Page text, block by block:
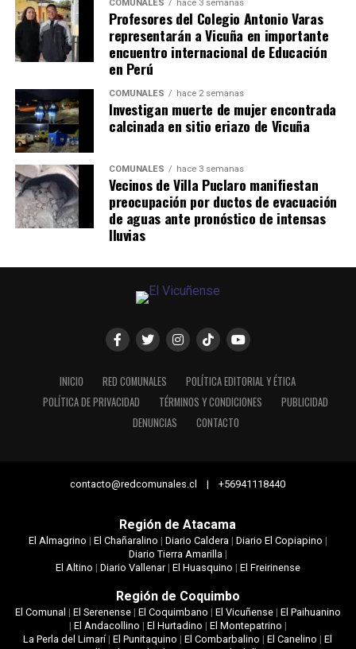
COMUNALES hace 3 semanas
Profesores del Colegio Antonio Varas
representarán a Vicuña en importante
encuentro internacional de Educación
en Perú
COMUNALES hace 2 semanas
Investigan muerte de mujer encontrada
calcinada en sitio eriazo de Vicuña
COMUNALES hace 3 semanas
Vecinos de Villa Puclaro manifiestan
preocupación por ductos de evacuación
de aguas ante pronóstico de intensas
lluvias
INICIO RED COMUNALES
POLÍTICA EDITORIAL Y ÉTICA
POLÍTICA DE PRIVACIDAD
TÉRMINOS Y CONDICIONES
PUBLICIDAD
DENUNCIAS
CONTACTO
contacto@redcomunales.cl | +56941118440
Región de Atacama
El Almagrino | El Chañaralino | Diario Caldera| Diario El Copiapino |
Diario Tierra Amarilla|
El Altino | Diario Vallenar| El Huasquino | El Freirinense
Región de Coquimbo
El Comunal | El Serenense| El Coquimbano | El Vicuñense| El Paihuanino
| El Andacollino | El Hurtadino | El Montepatrino |
La Perla del Limarí|El Punitaquino |El Combarbalino |El Canelino |El